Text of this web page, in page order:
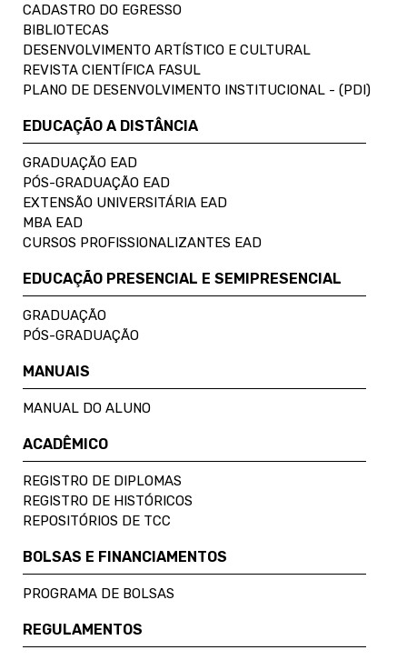
CADASTRO DO EGRESSO
BIBLIOTECAS
DESENVOLVIMENTO ARTÍSTICO E CULTURAL
REVISTA CIENTÍFICA FASUL
PLANO DE DESENVOLVIMENTO INSTITUCIONAL - (PDI)
EDUCAÇÃO A DISTÂNCIA
GRADUAÇÃO EAD
PÓS-GRADUAÇÃO EAD
EXTENSÃO UNIVERSITÁRIA EAD
MBA EAD
CURSOS PROFISSIONALIZANTES EAD
EDUCAÇÃO PRESENCIAL E SEMIPRESENCIAL
GRADUAÇÃO
PÓS-GRADUAÇÃO
MANUAIS
MANUAL DO ALUNO
ACADÊMICO
REGISTRO DE DIPLOMAS
REGISTRO DE HISTÓRICOS
REPOSITÓRIOS DE TCC
BOLSAS E FINANCIAMENTOS
PROGRAMA DE BOLSAS
REGULAMENTOS